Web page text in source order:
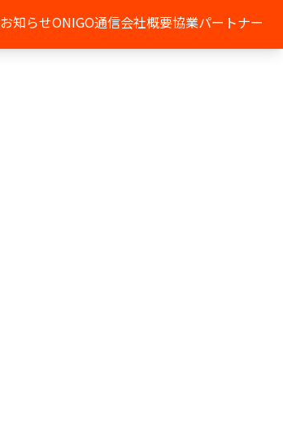
お知らせONIGO通信会社概要協業パートナー